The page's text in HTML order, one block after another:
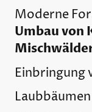
Moderne
Umbau von
Einbringung